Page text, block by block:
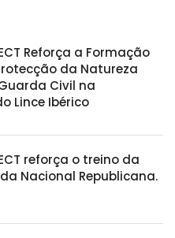
Reforça a Formação
da Natureza
Civil na
Lince Ibérico
reforça o treino da
Nacional Republicana.